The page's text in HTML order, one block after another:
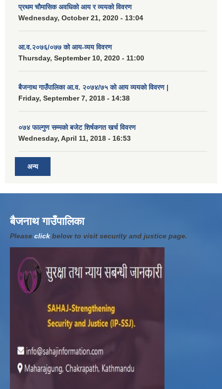
प्रथम चौमासिक अवधिको आय र व्ययको विवरण
Wednesday, October 21, 2020 - 13:04
आ.व.२०७६/०७७ को आय-व्यय विवरण
Thursday, September 10, 2020 - 11:00
बैजनाथ गाउँपालिका आ.व. २०७४/७५ को आय व्ययको विवरण |
Friday, September 7, 2018 - 14:38
०७४ फाल्गुण सम्मको बजेट शिर्षकगत खर्च विवरण
Wednesday, April 11, 2018 - 16:53
अन्य
बैजनाथ गाउँपालिका
Please click below to visit security and justice page.